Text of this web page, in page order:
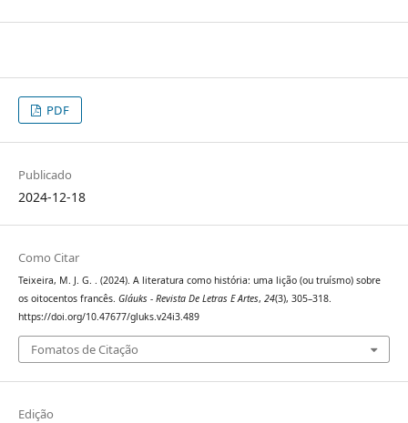
PDF
Publicado
2024-12-18
Como Citar
Teixeira, M. J. G. . (2024). A literatura como história: uma lição (ou truísmo) sobre
os oitocentos francês. Gláuks - Revista De Letras E Artes, 24(3), 305–318.
https://doi.org/10.47677/gluks.v24i3.489
Fomatos de Citação
Edição